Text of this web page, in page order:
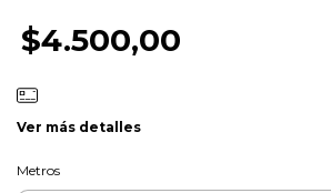
$4.500,00
Ver más detalles
Metros